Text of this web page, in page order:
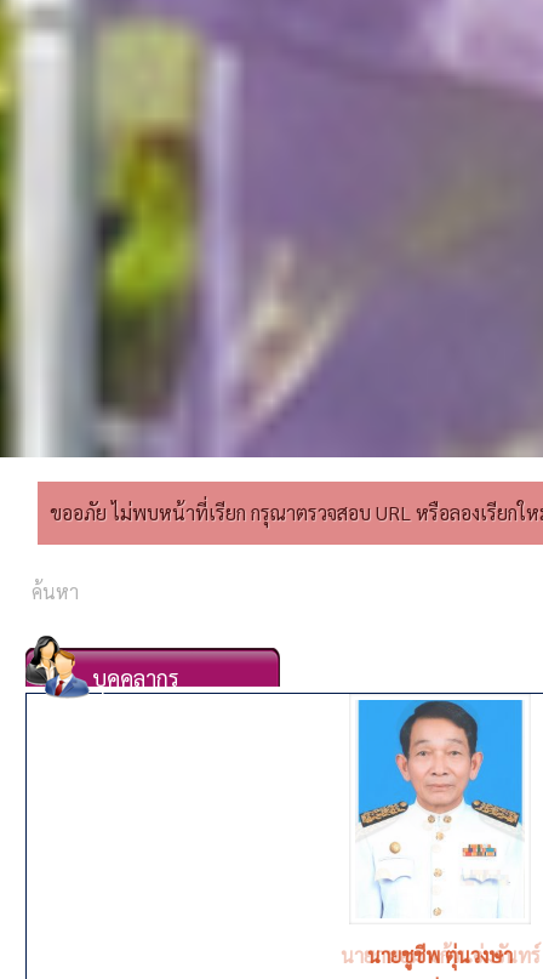
ขออภัย ไม่พบหน้าที่เรียก กรุณาตรวจสอบ URL หรือลองเรียกให
บุคคลากร
นายชูชีพ ตุ่นวงษา